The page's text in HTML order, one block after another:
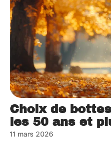
Choix de
les 50 ans et
11 mars 2026